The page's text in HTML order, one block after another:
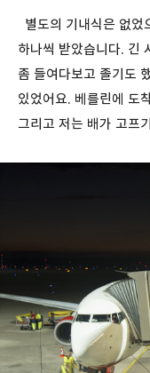
별도의 기내식은 없었
하나씩 받았습니다. 긴
좀 들여다보고 졸기도
있었어요. 베를린에 도
그리고 저는 배가 고프